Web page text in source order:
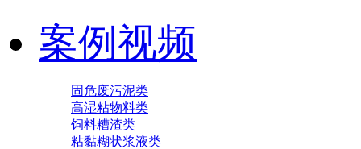
案例视频
固危废污泥类
高湿粘物料类
饲料糟渣类
粘黏糊状浆液类